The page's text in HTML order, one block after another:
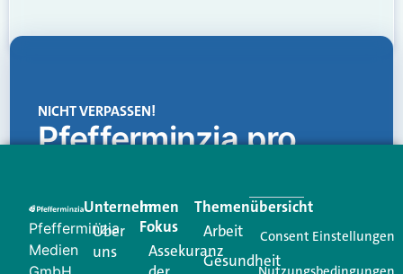
NICHT VERPASSEN!
Pfefferminzia.pro
Creator für Ihre Kundenkommunikation. Alles, was
Ihren Vertriebsalltag leichter macht. Mit nur einem
Login.
Pfefferminzia
Medien
Unternehmen
Über
uns
Im
Fokus
Assekuranz
Themenübersicht
Arbeit
Gesundheit
Consent Einstellungen